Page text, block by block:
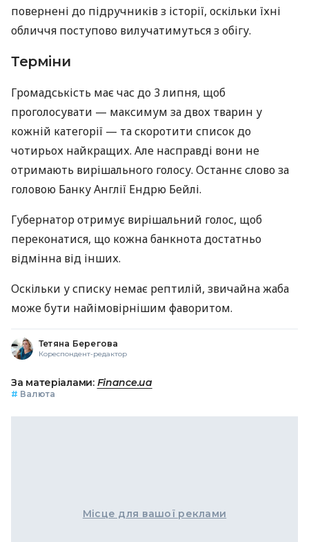
повернені до підручників з історії, оскільки їхні
обличчя поступово вилучатимуться з обігу.
Терміни
Громадськість має час до 3 липня, щоб
проголосувати — максимум за двох тварин у
кожній категорії — та скоротити список до
чотирьох найкращих. Але насправді вони не
отримають вирішального голосу. Останнє слово за
головою Банку Англії Ендрю Бейлі.
Губернатор отримує вирішальний голос, щоб
переконатися, що кожна банкнота достатньо
відмінна від інших.
Оскільки у списку немає рептилій, звичайна жаба
може бути найімовірнішим фаворитом.
Тетяна Берегова
Кореспондент-редактор
За матеріалами: Finance.ua
# Валюта
Місце для вашої реклами